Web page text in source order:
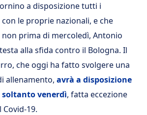
a disposizione tutti i
le proprie nazionali, e che
prima di mercoledì, Antonio
alla sfida contro il Bologna. Il
che oggi ha fatto svolgere una
allenamento, avrà a disposizione
soltanto venerdì, fatta eccezione
19.